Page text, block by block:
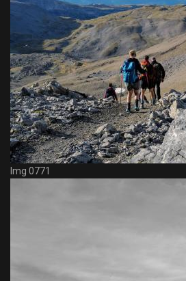
Img 0771